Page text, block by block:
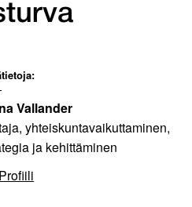
Vallander
yhteiskuntavaikuttaminen,
ja kehittäminen
Profiili